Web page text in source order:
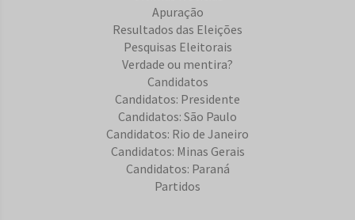
Apuração
Resultados das Eleições
Pesquisas Eleitorais
Verdade ou mentira?
Candidatos
Candidatos: Presidente
Candidatos: São Paulo
Candidatos: Rio de Janeiro
Candidatos: Minas Gerais
Candidatos: Paraná
Partidos